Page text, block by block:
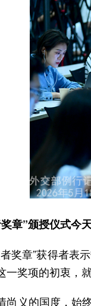
章”颁授仪式今
奖章”获得者
奖项的初衷，
尚义的国度，始